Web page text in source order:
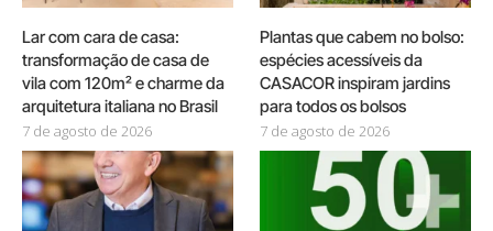
Lar com cara de casa:
transformação de casa de
vila com 120m² e charme da
arquitetura italiana no Brasil
7 de agosto de 2026
Plantas que cabem no bolso:
espécies acessíveis da
CASACOR inspiram jardins
para todos os bolsos
7 de agosto de 2026